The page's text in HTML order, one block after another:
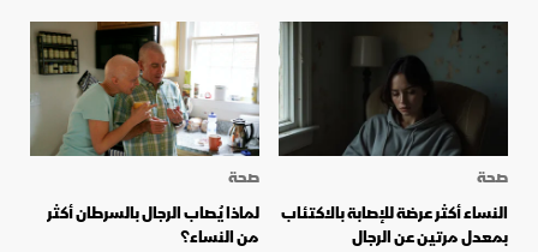
صحة
النساء أكثر عرضة للإصابة بالاكتئاب
بمعدل مرتين عن الرجال
صحة
لماذا يُصاب الرجال بالسرطان أكثر
من النساء؟